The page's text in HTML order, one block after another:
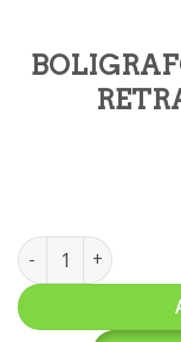
BOLIGRAFO QUE